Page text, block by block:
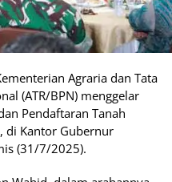
Agraria dan Tata
(ATR/BPN) menggelar
Pendaftaran Tanah
di Kantor Gubernur
(31/7/2025).